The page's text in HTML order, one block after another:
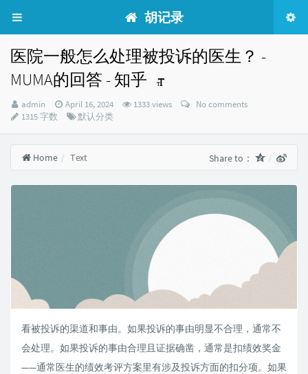
胡记录
医院一般怎么处理被投诉的医生？ -
MUMA的回答 - 知乎
Author：
admin
发
布
April 16, 2024 1333 views
No comments
1315 字数
Categories：
默认分类
Home Text Share to：
看被投诉的渠道和事由。如果投诉的事由明显不合理，通常不
会处理。如果投诉的事由合理且证据确凿，通常是扣绩效奖金
——通常医生的绩效考评方案里有涉及投诉方面的扣分项。如果